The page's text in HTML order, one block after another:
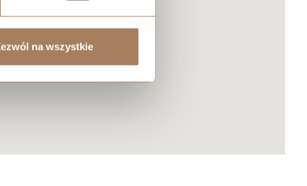
na wszystkie